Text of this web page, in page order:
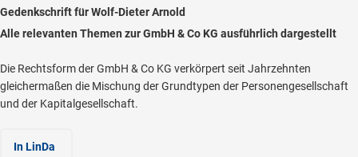
Gedenkschrift für Wolf-Dieter Arnold
Alle relevanten Themen zur GmbH & Co KG ausführlich dargestellt
Die Rechtsform der GmbH & Co KG verkörpert seit Jahrzehnten
gleichermaßen die Mischung der Grundtypen der Personengesellschaft
und der Kapitalgesellschaft.
In LinDa